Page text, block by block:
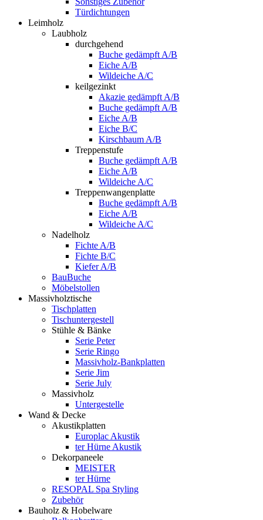
Türdichtungen
Leimholz
Laubholz
durchgehend
Buche gedämpft A/B
Eiche A/B
Wildeiche A/C
keilgezinkt
Akazie gedämpft A/B
Buche gedämpft A/B
Eiche A/B
Eiche B/C
Kirschbaum A/B
Treppenstufe
Buche gedämpft A/B
Eiche A/B
Wildeiche A/C
Treppenwangenplatte
Buche gedämpft A/B
Eiche A/B
Wildeiche A/C
Nadelholz
Fichte A/B
Fichte B/C
Kiefer A/B
BauBuche
Möbelstollen
Massivholztische
Tischplatten
Tischuntergestell
Stühle & Bänke
Serie Peter
Serie Ringo
Massivholz-Bankplatten
Serie Jim
Serie July
Massivholz
Untergestelle
Wand & Decke
Akustikplatten
Europlac Akustik
ter Hürne Akustik
Dekorpaneele
MEISTER
ter Hürne
RESOPAL Spa Styling
Zubehör
Bauholz & Hobelware